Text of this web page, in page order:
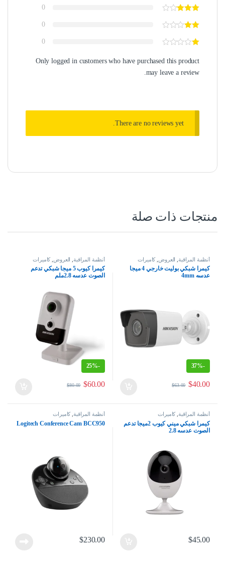
0
0
0
Only logged in customers who have purchased this product
may leave a review.
There are no reviews yet.
منتجات ذات صلة
أنظمة المراقبة العروض كاميرات
كيمرا شبكي بوليت خارجي 4 ميجا
عدسه 4mm
-
37%
$40.00
$63.00
أنظمة المراقبة العروض كاميرات
كيمرا كيوب 5 ميجا شبكي تدعم
الصوت عدسه 2.8ملم
-
25%
$60.00
$80.00
أنظمة المراقبة كاميرات
كيمرا شبكي ميني كيوب 2ميجا تدعم
الصوت عدسه 2.8
$45.00
أنظمة المراقبة كاميرات
Logitech Conference Cam BCC950
$230.00